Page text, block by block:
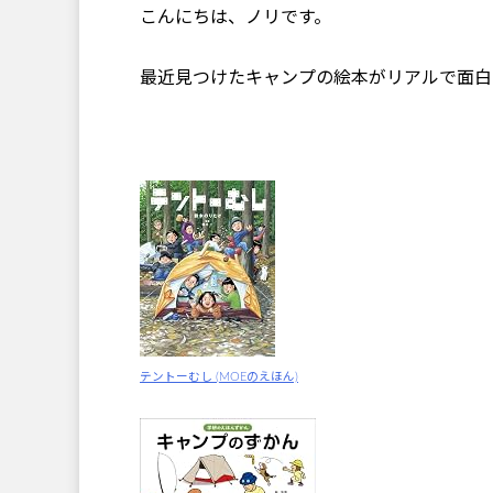
こんにちは、ノリです。
最近見つけたキャンプの絵本がリアルで面
テントーむし (MOEのえほん)